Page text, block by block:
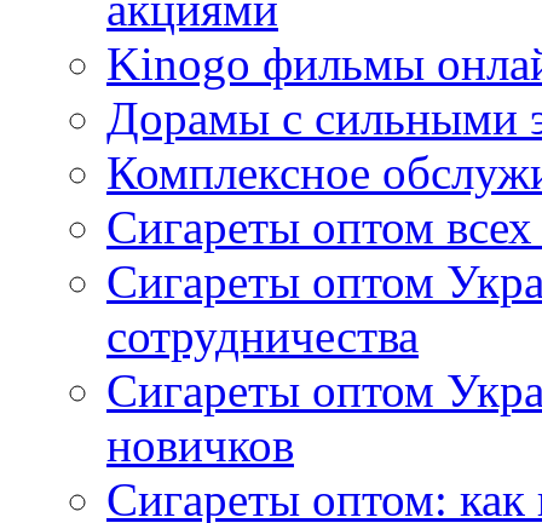
Kinogo фильмы
Дорамы с сильными
Комплексное
Сигареты оптом
Сигареты оптом
сотрудничества
Сигареты оптом
новичков
Сигареты оптом: